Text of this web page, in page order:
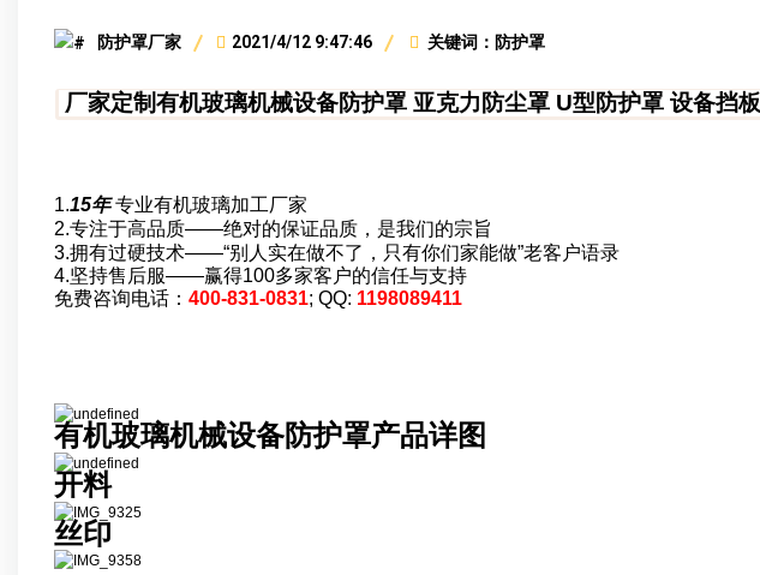
防护罩厂家 2021/4/12 9:47:46 关键词：防护罩
厂家定制有机玻璃机械设备防护罩 亚克力防尘罩 U型防护罩 设备挡板
1.15年 专业有机玻璃加工厂家
2.专注于高品质——绝对的保证品质，是我们的宗旨
3.拥有过硬技术——“别人实在做不了，只有你们家能做”老客户语录
4.坚持售后服——赢得100多家客户的信任与支持
免费咨询电话： 400-831-0831; QQ: 1198089411
有机玻璃机械设备防护罩产品详图
开料
丝印